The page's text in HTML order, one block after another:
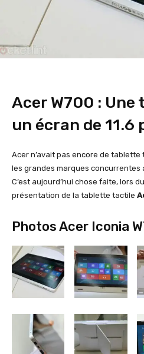
Acer W700 :
un écran de 11.6
Acer n’avait pas encore de
les grandes marques concurrentes
C’est aujourd’hui chose faite, lors
présentation de la tablette tactile
Photos Acer Iconia